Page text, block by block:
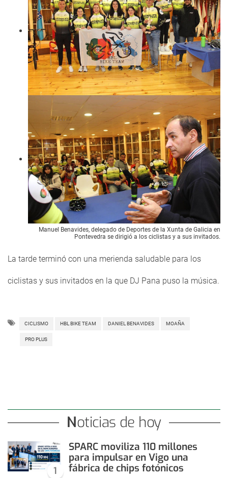
Manuel Benavides, delegado de Deportes de la Xunta de Galicia en
Pontevedra se dirigió a los ciclistas y a sus invitados.
La tarde terminó con una merienda saludable para los
ciclistas y sus invitados en la que DJ Pana puso la música.
CICLISMO HBL BIKE TEAM DANIEL BENAVIDES MOAÑA
PRO PLUS
Noticias de hoy
1
SPARC moviliza 110 millones
para impulsar en Vigo una
fábrica de chips fotónicos